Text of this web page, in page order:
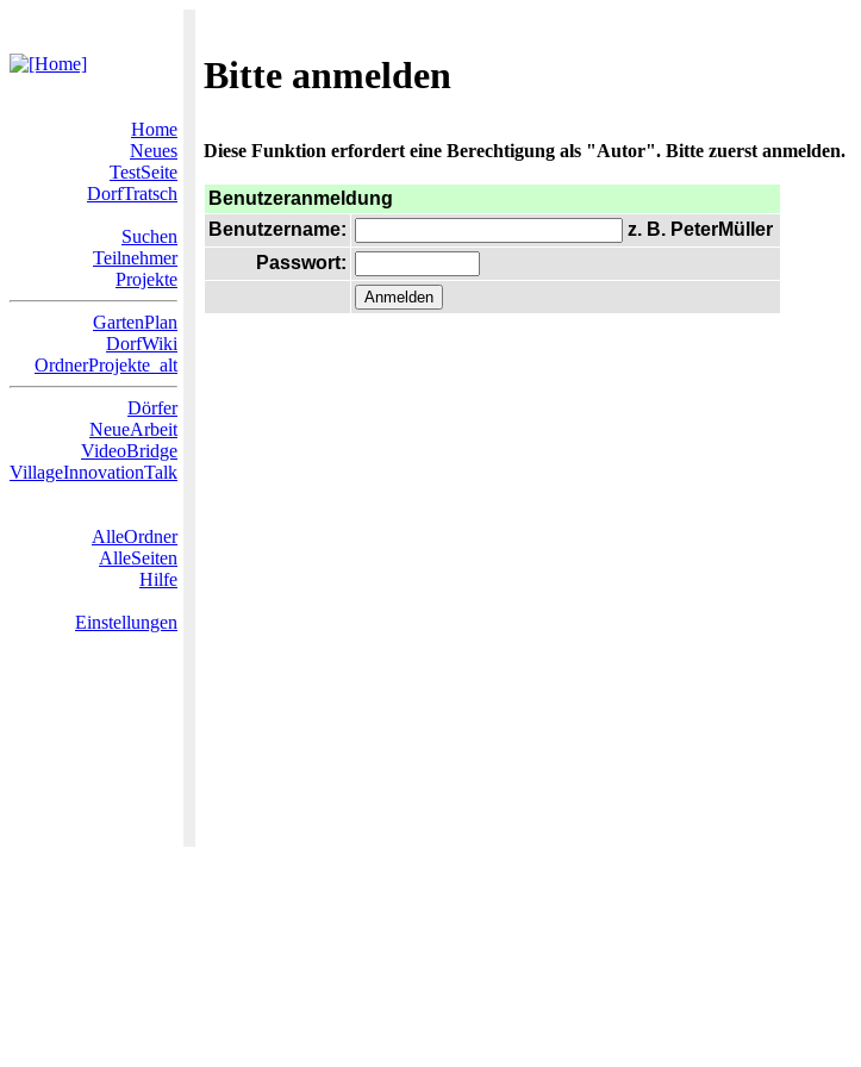
Bitte anmelden
Home
Neues
TestSeite
DorfTratsch
Suchen
Teilnehmer
Projekte
GartenPlan
DorfWiki
OrdnerProjekte_alt
Dörfer
NeueArbeit
VideoBridge
VillageInnovationTalk
AlleOrdner
AlleSeiten
Hilfe
Einstellungen
Diese Funktion erfordert eine Berechtigung als "Autor". Bitte zuerst anmelden.
Benutzeranmeldung
Benutzername:
z. B. PeterMüller
Passwort: